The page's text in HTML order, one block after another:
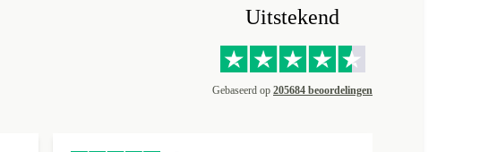
Uitstekend
Gebaseerd op 205684 beoordelingen